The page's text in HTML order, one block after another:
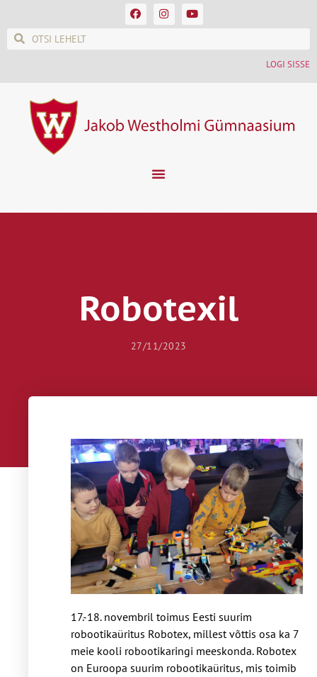
LOGI SISSE
Robotexil
27/11/2023
17.-18. novembril toimus Eesti suurim
robootikaüritus Robotex, millest võttis osa ka 7
meie kooli robootikaringi meeskonda. Robotex
on Euroopa suurim robootikaüritus, mis toimib